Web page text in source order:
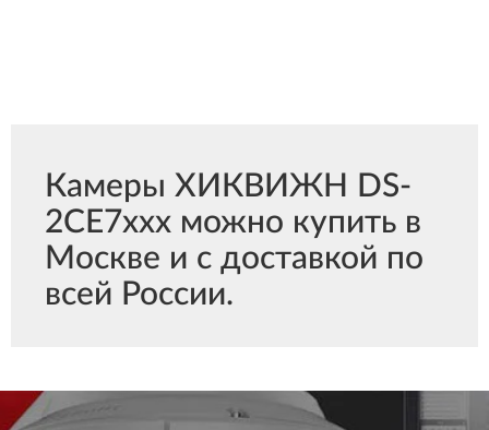
Камеры ХИКВИЖН DS-
2CE7ххх можно купить в
Москве и с доставкой по
всей России.